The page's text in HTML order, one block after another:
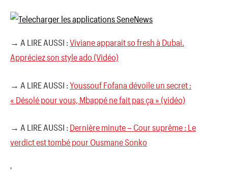
→ A LIRE AUSSI : Viviane apparait so fresh à Dubai.
Appréciez son style ado (Vidéo)
→ A LIRE AUSSI : Youssouf Fofana dévoile un secret :
« Désolé pour vous, Mbappé ne fait pas ça » (vidéo)
→ A LIRE AUSSI : Dernière minute – Cour suprême : Le
verdict est tombé pour Ousmane Sonko
'